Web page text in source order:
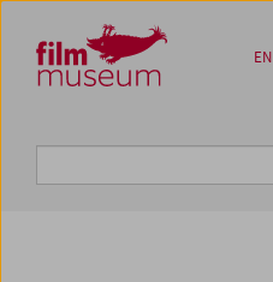
Zum Inhalt
Zum Hauptmenü
Zur Servicenavigation
Zum Suche
EN